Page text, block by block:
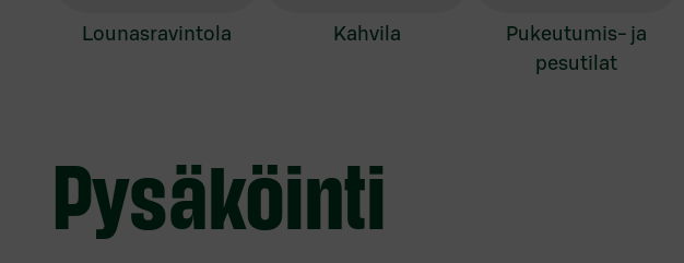
lounasravintola kahvila
pukeutumis- ja
pesutilat
Pysäköinti